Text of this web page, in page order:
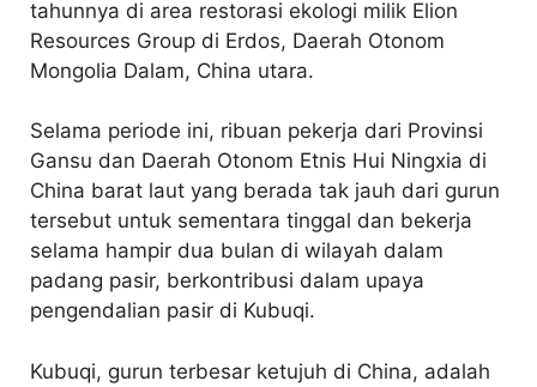
tahunnya di area restorasi ekologi milik Elion
Resources Group di Erdos, Daerah Otonom
Mongolia Dalam, China utara.
Selama periode ini, ribuan pekerja dari Provinsi
Gansu dan Daerah Otonom Etnis Hui Ningxia di
China barat laut yang berada tak jauh dari gurun
tersebut untuk sementara tinggal dan bekerja
selama hampir dua bulan di wilayah dalam
padang pasir, berkontribusi dalam upaya
pengendalian pasir di Kubuqi.
Kubuqi, gurun terbesar ketujuh di China, adalah